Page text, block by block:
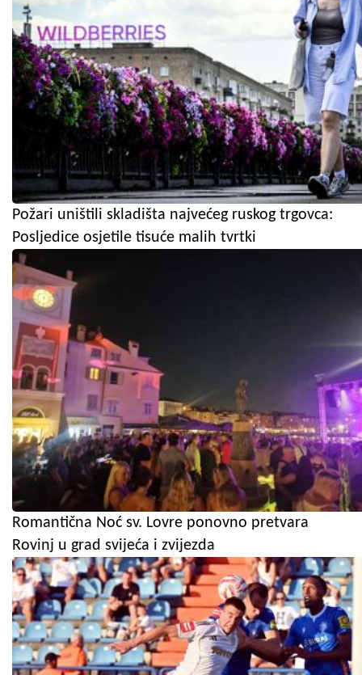
Požari uništili skladišta najvećeg ruskog trgovca:
Posljedice osjetile tisuće malih tvrtki
Romantična Noć sv. Lovre ponovno pretvara
Rovinj u grad svijeća i zvijezda